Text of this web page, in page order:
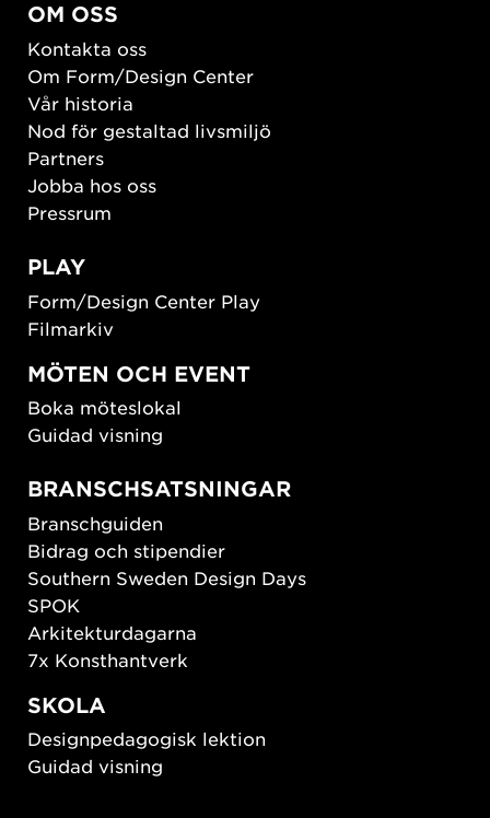
OM OSS
Kontakta oss
Om Form/Design Center
Vår historia
Nod för gestaltad livsmiljö
Partners
Jobba hos oss
Pressrum
PLAY
Form/Design Center Play
Filmarkiv
MÖTEN OCH EVENT
Boka möteslokal
Guidad visning
BRANSCHSATSNINGAR
Branschguiden
Bidrag och stipendier
Southern Sweden Design Days
SPOK
Arkitekturdagarna
7x Konsthantverk
SKOLA
Designpedagogisk lektion
Guidad visning